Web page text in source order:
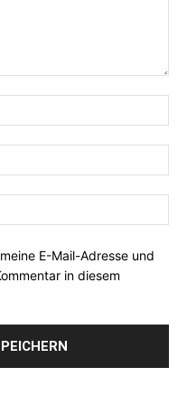
E-Mail-Adresse und
in diesem